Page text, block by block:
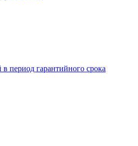
период гарантийного срока